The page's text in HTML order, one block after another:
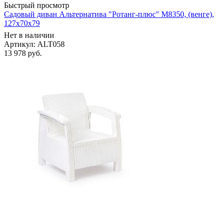
Быстрый просмотр
Садовый диван Альтернатива "Ротанг-плюс" М8350, (венге),
127х70х79
Нет в наличии
Артикул: ALT058
13 978 руб.